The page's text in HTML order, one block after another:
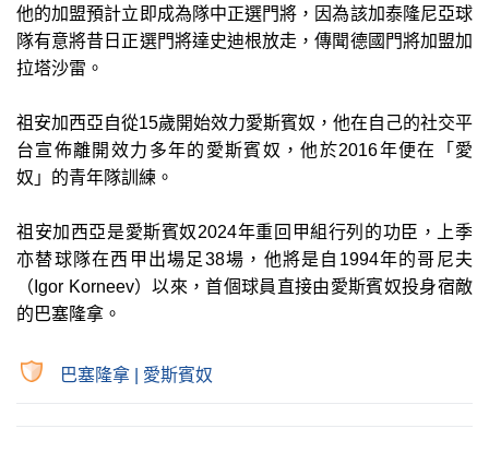
他的加盟預計立即成為隊中正選門將，因為該加泰隆尼亞球
隊有意將昔日正選門將達史迪根放走，傳聞德國門將加盟加
拉塔沙雷。
祖安加西亞自從15歲開始效力愛斯賓奴，他在自己的社交平
台宣佈離開效力多年的愛斯賓奴，他於2016年便在「愛
奴」的青年隊訓練。
祖安加西亞是愛斯賓奴2024年重回甲組行列的功臣，上季
亦替球隊在西甲出場足38場，他將是自1994年的哥尼夫
（Igor Korneev）以來，首個球員直接由愛斯賓奴投身宿敵
的巴塞隆拿。
巴塞隆拿 愛斯賓奴